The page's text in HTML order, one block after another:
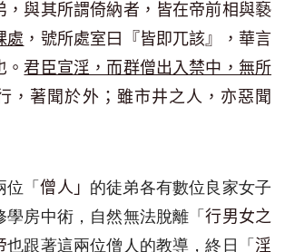
，與其所謂倚納者，皆在帝前相與褻
處 ，號所處室曰『皆即兀該』，華言
。君臣宣淫，而群僧出入禁中，無所
，著聞於外；雖市井之人，亦惡聞
位 「僧人 」 的徒弟各有數位良家女子
學房中術，自然無法脫離「行男女之
也跟著這兩位僧人的教導，終日 「淫